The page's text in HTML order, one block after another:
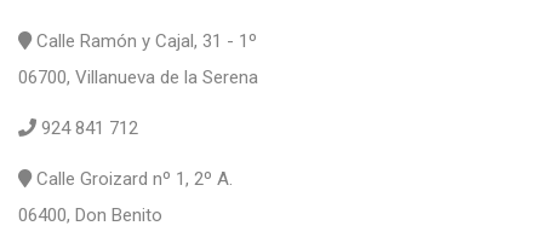
Calle Ramón y Cajal, 31 - 1º
06700, Villanueva de la Serena
924 841 712
Calle Groizard nº 1, 2º A.
06400, Don Benito